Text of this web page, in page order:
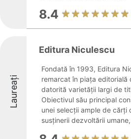
8.4
Laureați
Editura Niculescu
Fondată în 1993, Editura
remarcat în piața editorială
datorită varietății largi de
Obiectivul său principal
unei selecții ample de cărți
susținerii dezvoltării